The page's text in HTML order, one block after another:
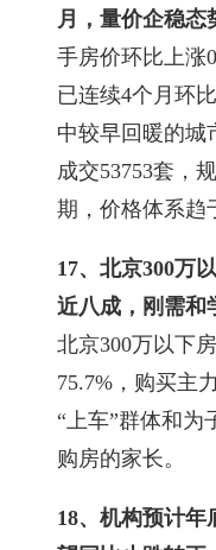
月，量价企稳态
手房价环比上涨
已连续4个月环
中较早回暖的城
成交53753套，
期，价格体系趋
17、北京300万
近八成，刚需和
北京300万以下
75.7%，购买主
“上车”群体和为
购房的家长。
18、机构预计年